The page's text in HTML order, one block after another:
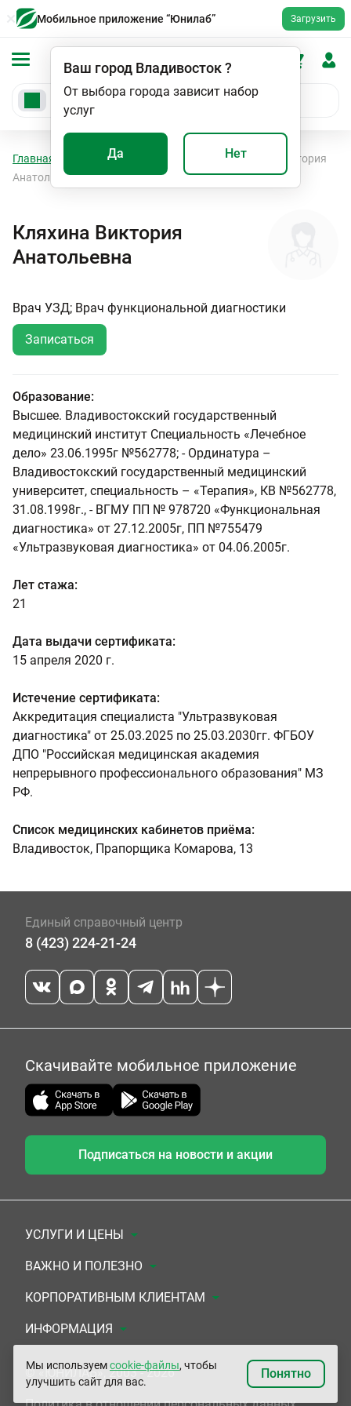
Мобильное приложение “Юнилаб” Загрузить
Ваш город Владивосток?
От выбора города зависит набор
услуг
Да Нет
Главная Специалисты
Кляхина Виктория
Анатольевна
Кляхина Виктория
Анатольевна
Врач УЗД; Врач функциональной диагностики
Записаться
Образование:
Высшее. Владивостокский государственный
медицинский институт Специальность «Лечебное
дело» 23.06.1995г №562778; - Ординатура –
Владивостокский государственный медицинский
университет, специальность – «Терапия», КВ №562778,
31.08.1998г., - ВГМУ ПП № 978720 «Функциональная
диагностика» от 27.12.2005г, ПП №755479
«Ультразвуковая диагностика» от 04.06.2005г.
Лет стажа:
21
Дата выдачи сертификата:
15 апреля 2020 г.
Истечение сертификата:
Аккредитация специалиста "Ультразвуковая
диагностика" от 25.03.2025 по 25.03.2030гг. ФГБОУ
ДПО "Российская медицинская академия
непрерывного профессионального образования" МЗ
РФ.
Список медицинских кабинетов приёма:
Владивосток, Прапорщика Комарова, 13
Единый справочный центр
8 (423) 224-21-24
Скачивайте мобильное приложение
Подписаться на новости и акции
УСЛУГИ И ЦЕНЫ
Анализы
Комплексы
УЗИ
ЭКГ/Холтер/СМАД
Приемы врачей
ВАЖНО И ПОЛЕЗНО
Документы для заключения договора
Система скидок
Подарочные сертификаты
Сертификаты на комплексные программы
КОРПОРАТИВНЫМ КЛИЕНТАМ
Медицинским организациям
Прочим организациям
ИНФОРМАЦИЯ
О Компании
Контакты
© «ЮНИЛАБ», 2003 - 2026
Мы используемcookie-файлы, чтобы
улучшить сайт для вас.
Понятно